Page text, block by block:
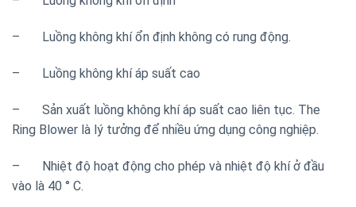
– Luồng không khí ổn định không có rung động.
– Luồng không khí áp suất cao
– Sản xuất luồng không khí áp suất cao liên tục. The
Ring Blower là lý tưởng để nhiều ứng dụng công nghiệp.
– Nhiệt độ hoạt động cho phép và nhiệt độ khí ở đầu
vào là 40 ° C.